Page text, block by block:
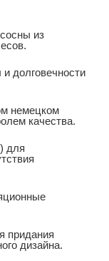
из
долговечности
немецком
качества.
для
придания
дизайна.